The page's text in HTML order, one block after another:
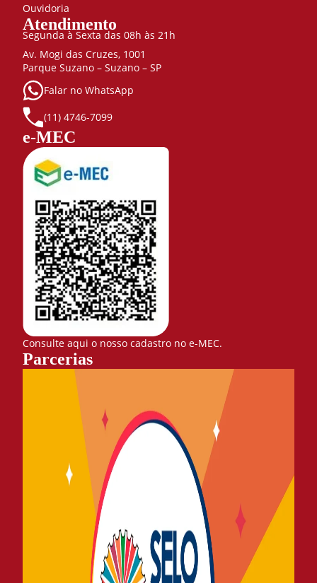
Ouvidoria
Atendimento
Segunda à Sexta das 08h às 21h
Av. Mogi das Cruzes, 1001
Parque Suzano – Suzano – SP
Falar no WhatsApp
(11) 4746-7099
e-MEC
Consulte aqui o nosso cadastro no e-MEC.
Parcerias